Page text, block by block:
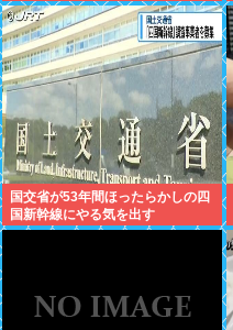
国交省が53年間ほったらかしの四
国新幹線にやる気を出す